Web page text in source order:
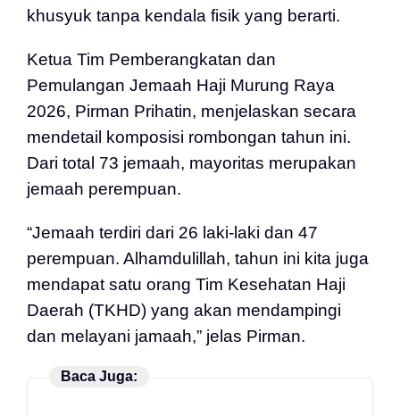
khusyuk tanpa kendala fisik yang berarti.
Ketua Tim Pemberangkatan dan
Pemulangan Jemaah Haji Murung Raya
2026, Pirman Prihatin, menjelaskan secara
mendetail komposisi rombongan tahun ini.
Dari total 73 jemaah, mayoritas merupakan
jemaah perempuan.
“Jemaah terdiri dari 26 laki-laki dan 47
perempuan. Alhamdulillah, tahun ini kita juga
mendapat satu orang Tim Kesehatan Haji
Daerah (TKHD) yang akan mendampingi
dan melayani jamaah,” jelas Pirman.
Baca Juga: